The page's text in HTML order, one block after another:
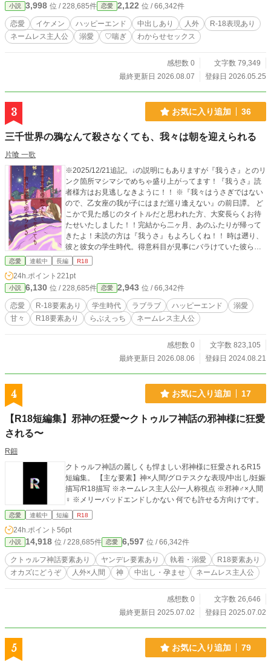
小説 3,998 位 / 228,685件 恋愛 2,122 位 / 66,342件
恋愛 イケメン ハッピーエンド 中出しあり 人外
R-18表現あり
ネームレス主人公
溺愛 ♡喘ぎ わからせセックス
感想数 0
文字数 79,349
最終更新日 2026.08.07
登録日 2026.05.25
3 お気に入り追加 36
三千世界の鴉なんて殺さなくても、我々は朝を迎えられる
片喰 一歌
※2025/12/21追記。↓の説明にもありますが『我うさ』とのリ
ンク箇所マシマシでめちゃ盛り上がってます！『我うさ』読
者様方はお見逃しなきように！！ ※『我々はうさぎではない
ので、乙女座の我が子にはまだ巡り逢えない』の前日譚。 ど
こかで見た感じのタイトルだと思われた方、大変長らくお待
たせいたしました！！完結から二ヶ月、あのふたりが帰って
きたよ！未読の方は『我うさ』もよろしくね！！ 時は遡り、
彼と彼女の学生時代。得意科目が見事にバラけていた彼ら
は、試験前になると彼の家で勉強会を開いていたが、特にこ
るまでのお話です。（予定） 本編では語られることのなかっ
たエピソードもじゃんじゃん入れるよ！つまりは補完という
わけさ！ もうこんなのHONEYでBUNNYな8/21にUPするし
かなかったよね！ ※規定の年齢に達していない方の閲覧を固
く禁じます。
恋愛 連載中 長編 R18
24h.ポイント 221pt
小説 6,130 位 / 228,685件 恋愛 2,943 位 / 66,342件
恋愛 R-18要素あり 学生時代 ラブラブ ハッピーエンド
溺愛
甘々
R18要素あり らぶえっち ネームレス主人公
感想数 0
文字数 823,105
最終更新日 2026.08.06
登録日 2024.08.21
4 お気に入り追加 17
【R18短編集】邪神の狂愛〜クトゥルフ神話の邪神様に狂愛
される〜
R鈿
クトゥルフ神話の麗しくも悍ましい邪神様に狂愛されるR15
短編集。 【主な要素】神×人間/グロテスクな表現/中出し/妊娠
描写/R18描写 ※ネームレス主人公/一人称視点 ※邪神♂×人間
♀ ※メリーバッドエンドしかない 何でも許せる方向けです。
恋愛 連載中 短編 R18
24h.ポイント 56pt
小説 14,918 位 / 228,685件 恋愛 6,597 位 / 66,342件
クトゥルフ神話要素あり ヤンデレ要素あり 執着・溺愛
R18要素あり
オカズにどうぞ
人外×人間 神 中出し・孕ませ ネームレス主人公
感想数 0
文字数 26,646
最終更新日 2025.07.02
登録日 2025.07.02
5 お気に入り追加 79